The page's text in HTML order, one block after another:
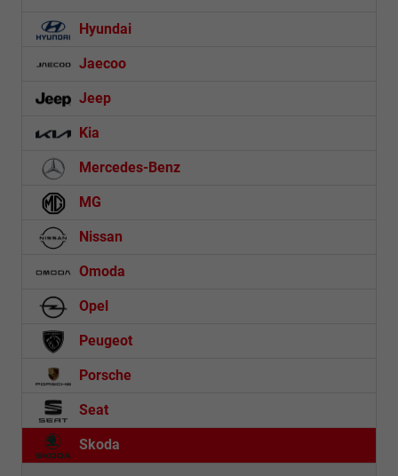
Hyundai
Jaecoo
Jeep
Kia
Mercedes-Benz
MG
Nissan
Omoda
Opel
Peugeot
Porsche
Seat
Skoda